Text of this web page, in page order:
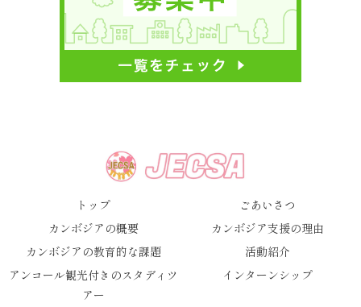
トップ
ごあいさつ
カンボジアの概要
カンボジア支援の理由
カンボジアの教育的な課題
活動紹介
アンコール観光付きのスタディツ
アー
インターンシップ